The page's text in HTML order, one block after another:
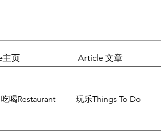
主页 Article 文章
吃喝Restaurant 玩乐Things To Do